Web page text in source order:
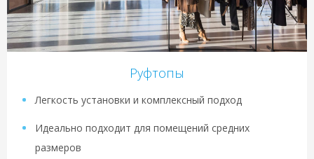
Руфтопы
Легкость установки и комплексный подход
Идеально подходит для помещений средних
размеров